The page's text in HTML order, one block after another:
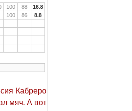
100 88
16.8
100 86 8.8
Кабреро
мяч. А вот